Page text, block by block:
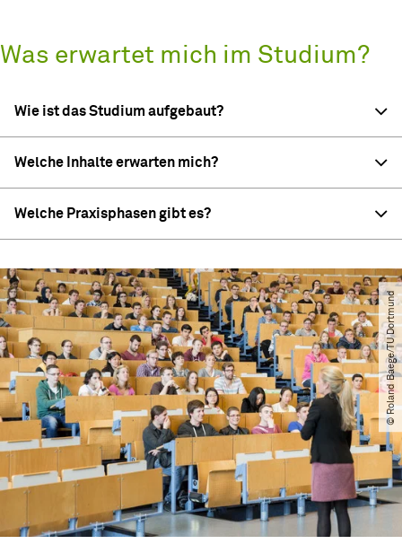
Was erwartet mich im Studium?
Wie ist das Studium aufgebaut?
Welche Inhalte erwarten mich?
Welche Praxisphasen gibt es?
© Roland Baege​/​TU Dortmund